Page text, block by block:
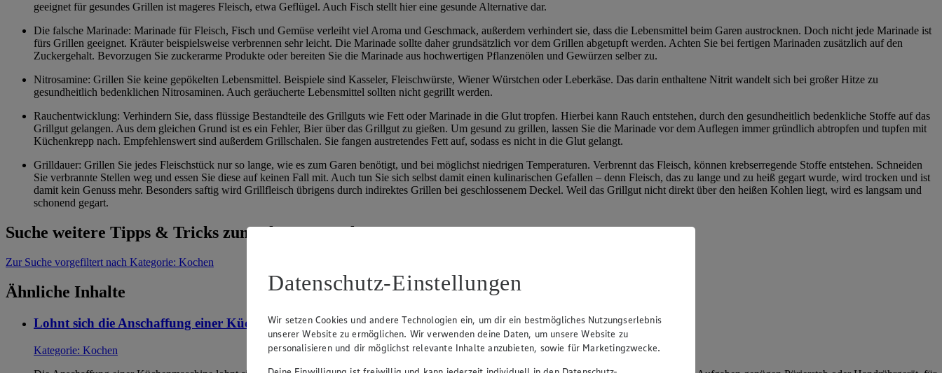
geeignet für gesundes Grillen ist mageres Fleisch, etwa Geflügel. Auch Fisch stellt hier eine gesunde Alternative dar.
Die falsche Marinade: Marinade für Fleisch, Fisch und Gemüse verleiht viel Aroma und Geschmack, außerdem verhindert sie, dass die Lebensmittel beim Garen austrocknen. Doch nicht jede Marinade ist
fürs Grillen geeignet. Kräuter beispielsweise verbrennen sehr leicht. Die Marinade sollte daher grundsätzlich vor dem Grillen abgetupft werden. Achten Sie bei fertigen Marinaden zusätzlich auf den
Zuckergehalt. Bevorzugen Sie zuckerarme Produkte oder bereiten Sie die Marinade aus hochwertigen Pflanzenölen und Gewürzen selber zu.
Nitrosamine: Grillen Sie keine gepökelten Lebensmittel. Beispiele sind Kasseler, Fleischwürste, Wiener Würstchen oder Leberkäse. Das darin enthaltene Nitrit wandelt sich bei großer Hitze zu
gesundheitlich bedenklichen Nitrosaminen. Auch geräucherte Lebensmittel sollten nicht gegrillt werden.
Rauchentwicklung: Verhindern Sie, dass flüssige Bestandteile des Grillguts wie Fett oder Marinade in die Glut tropfen. Hierbei kann Rauch entstehen, durch den gesundheitlich bedenkliche Stoffe auf das
Grillgut gelangen. Aus dem gleichen Grund ist es ein Fehler, Bier über das Grillgut zu gießen. Um gesund zu grillen, lassen Sie die Marinade vor dem Auflegen immer gründlich abtropfen und tupfen mit
Küchenkrepp nach. Empfehlenswert sind außerdem Grillschalen. Sie fangen austretendes Fett auf, sodass es nicht in die Glut gelangt.
Grilldauer: Grillen Sie jedes Fleischstück nur so lange, wie es zum Garen benötigt, und bei möglichst niedrigen Temperaturen. Verbrennt das Fleisch, können krebserregende Stoffe entstehen. Schneiden
Sie verbrannte Stellen weg und essen Sie diese auf keinen Fall mit. Auch tun Sie sich selbst damit einen kulinarischen Gefallen – denn Fleisch, das zu lange und zu heiß gegart wurde, wird trocken und ist
damit kein Genuss mehr. Besonders saftig wird Grillfleisch übrigens durch indirektes Grillen bei geschlossenem Deckel. Weil das Grillgut nicht direkt über den heißen Kohlen liegt, wird es langsam und
schonend gegart.
Suche weitere Tipps & Tricks zum Thema „Kochen“
Zur Suche vorgefiltert nach Kategorie: Kochen
Ähnliche Inhalte
Lohnt sich die Anschaffung einer Küchenmaschine?
Kategorie: Kochen
Datenschutz-Einstellungen
Wir setzen Cookies und andere Technologien ein, um dir ein bestmögliches Nutzungserlebnis
unserer Website zu ermöglichen. Wir verwenden deine Daten, um unsere Website zu
personalisieren und dir möglichst relevante Inhalte anzubieten, sowie für Marketingzwecke.